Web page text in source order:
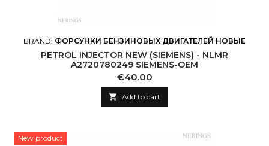
BRAND: ФОРСУНКИ БЕНЗИНОВЫХ ДВИГАТЕЛЕЙ НОВЫЕ
PETROL INJECTOR NEW (SIEMENS) - NLMR
A2720780249 SIEMENS-OEM
Price
€40.00
 Add to cart
New product